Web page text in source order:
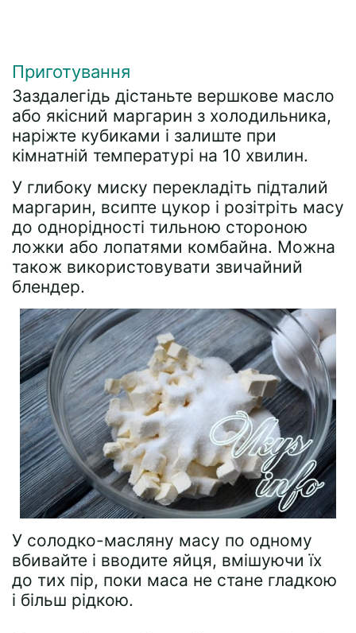
Приготування
Заздалегідь дістаньте вершкове масло
або якісний маргарин з холодильника,
наріжте кубиками і залиште при
кімнатній температурі на 10 хвилин.
У глибоку миску перекладіть підталий
маргарин, всипте цукор і розітріть масу
до однорідності тильною стороною
ложки або лопатями комбайна. Можна
також використовувати звичайний
блендер.
У солодко-масляну масу по одному
вбивайте і вводите яйця, вмішуючи їх
до тих пір, поки маса не стане гладкою
і більш рідкою.